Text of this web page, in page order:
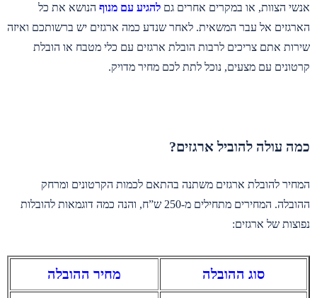
אנשי הצוות, או במקרים אחרים גם להגיע עם מנוף הנושא את כל
הארגזים אל עבר המשאית. לאחר שנדע כמה ארגזים יש ברשותכם ואיזה
שירות אתם צריכים לרבות הובלת ארגזים עם כלי מטבח או הובלת
קרטונים עם מצעים, נוכל לתת לכם מחיר מדויק.
כמה עולה להוביל ארגזים?
המחיר להובלת ארגזים משתנה בהתאם לכמות הקרטונים ומרחק
ההובלה. המחירים מתחילים מ-250 ש”ח, והנה כמה דוגמאות להובלות
נפוצות של ארגזים:
סוג ההובלה מחיר ההובלה